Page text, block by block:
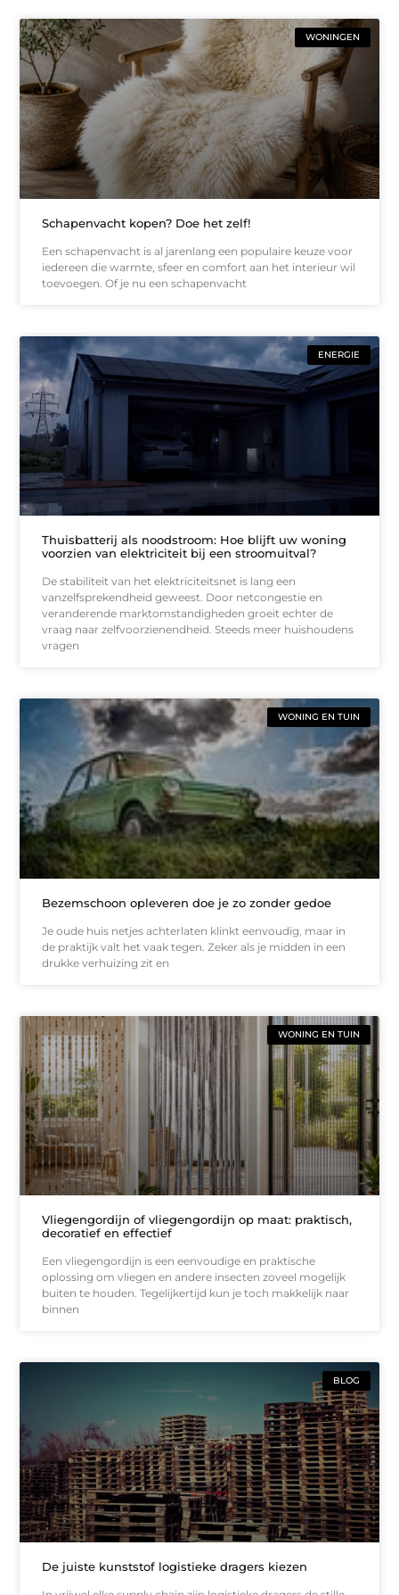
WONINGEN
Schapenvacht kopen? Doe het zelf!
Een schapenvacht is al jarenlang een populaire keuze voor
iedereen die warmte, sfeer en comfort aan het interieur wil
toevoegen. Of je nu een schapenvacht
ENERGIE
Thuisbatterij als noodstroom: Hoe blijft uw woning
voorzien van elektriciteit bij een stroomuitval?
De stabiliteit van het elektriciteitsnet is lang een
vanzelfsprekendheid geweest. Door netcongestie en
veranderende marktomstandigheden groeit echter de
vraag naar zelfvoorzienendheid. Steeds meer huishoudens
vragen
WONING EN TUIN
Bezemschoon opleveren doe je zo zonder gedoe
Je oude huis netjes achterlaten klinkt eenvoudig, maar in
de praktijk valt het vaak tegen. Zeker als je midden in een
drukke verhuizing zit en
WONING EN TUIN
Vliegengordijn of vliegengordijn op maat: praktisch,
decoratief en effectief
Een vliegengordijn is een eenvoudige en praktische
oplossing om vliegen en andere insecten zoveel mogelijk
buiten te houden. Tegelijkertijd kun je toch makkelijk naar
binnen
BLOG
De juiste kunststof logistieke dragers kiezen